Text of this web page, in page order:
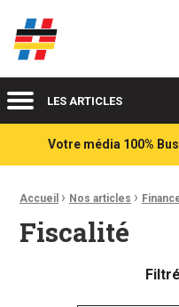
Acteurs du franco-allemand
MenuLES ARTICLES
Votre média 100%
Fil d'Ariane :
Accueil › Nos articles ›
Fiscalité